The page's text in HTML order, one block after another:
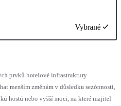
Vybrané
prvků hotelové infrastruktury
menším změnám v důsledku sezónnosti,
hostů nebo vyšší moci, na které majitel